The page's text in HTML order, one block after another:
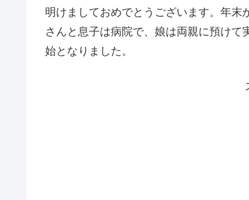
明けましておめでとうございます。年
さんと息子は病院で、娘は両親に預け
始となりました。